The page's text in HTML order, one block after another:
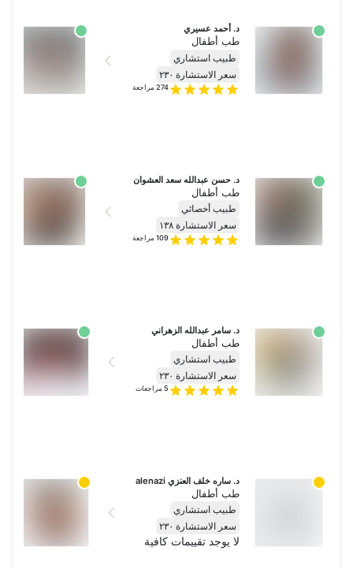
د. أحمد عسيري
طب أطفال
طبيب استشاري
سعر الاستشارة ٢٣٠
274 مراجعة
د. حسن عبدالله سعد العشوان
طب أطفال
طبيب أخصائي
سعر الاستشارة ١٣٨
109 مراجعة
د. سامر عبدالله الزهراني
طب أطفال
طبيب استشاري
سعر الاستشارة ٢٣٠
5 مراجعات
د. ساره خلف العنزي alenazi
طب أطفال
طبيب استشاري
سعر الاستشارة ٢٣٠
لا يوجد تقييمات كافية